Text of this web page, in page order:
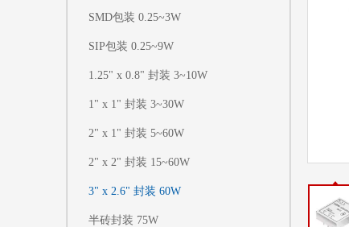
SMD包装 0.25~3W
SIP包装 0.25~9W
1.25" x 0.8" 封装 3~10W
1" x 1" 封装 3~30W
2" x 1" 封装 5~60W
2" x 2" 封装 15~60W
3" x 2.6" 封装 60W
半砖封装 75W